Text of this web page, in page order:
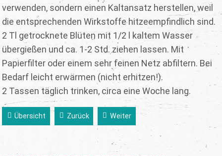
verwenden, sondern einen Kaltansatz herstellen, weil
die entsprechenden Wirkstoffe hitzeempfindlich sind.
2 Tl getrocknete Blüten mit 1/2 l kaltem Wasser
übergießen und ca. 1-2 Std. ziehen lassen. Mit
Papierfilter oder einem sehr feinen Netz abfiltern. Bei
Bedarf leicht erwärmen (nicht erhitzen!).
2 Tassen täglich trinken, circa eine Woche lang.
Übersicht Zurück Weiter